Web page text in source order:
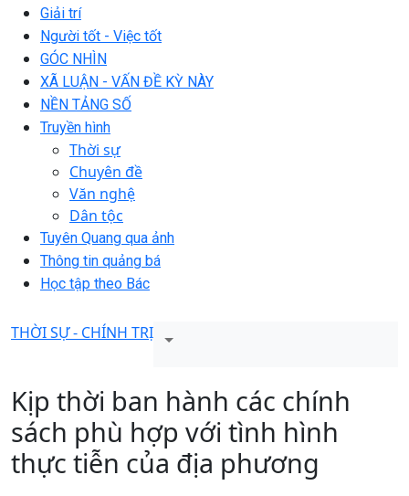
Giải trí
Người tốt - Việc tốt
GÓC NHÌN
XÃ LUẬN - VẤN ĐỀ KỲ NÀY
NỀN TẢNG SỐ
Truyền hình
Thời sự
Chuyên đề
Văn nghệ
Dân tộc
Tuyên Quang qua ảnh
Thông tin quảng bá
Học tập theo Bác
THỜI SỰ - CHÍNH TRỊ
Kịp thời ban hành các chính
sách phù hợp với tình hình
thực tiễn của địa phương